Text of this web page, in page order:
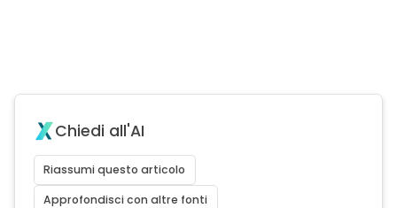
Chiedi all'AI
Riassumi questo articolo
Approfondisci con altre fonti